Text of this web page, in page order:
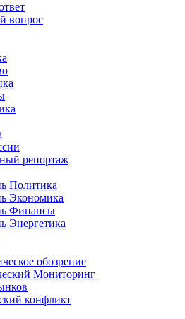
вопрос
репортаж
Политика
Экономика
Финансы
Энергетика
обозрение
Мониторинг
конфликт